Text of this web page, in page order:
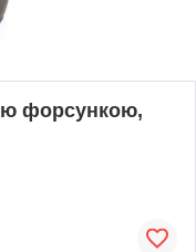
форсункою,